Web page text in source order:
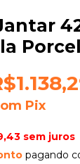
Pix
sem juros
pagando